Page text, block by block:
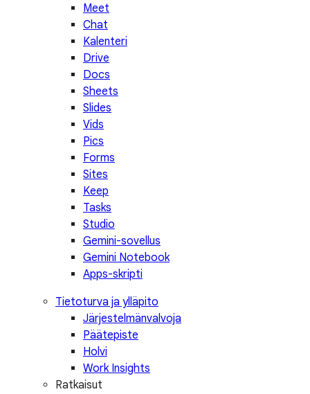
Meet
Chat
Kalenteri
Drive
Docs
Sheets
Slides
Vids
Pics
Forms
Sites
Keep
Tasks
Studio
Gemini-sovellus
Gemini Notebook
Apps-skripti
Tietoturva ja ylläpito
Järjestelmänvalvoja
Päätepiste
Holvi
Work Insights
Ratkaisut